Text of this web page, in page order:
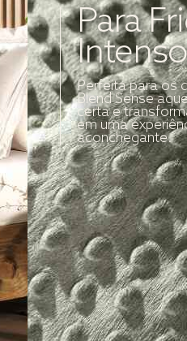
Para
Perfeita para os
Blend Sense
certa e
em uma
aconchegante.